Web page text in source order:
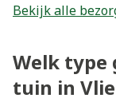
Bekijk alle
Welk type
tuin in